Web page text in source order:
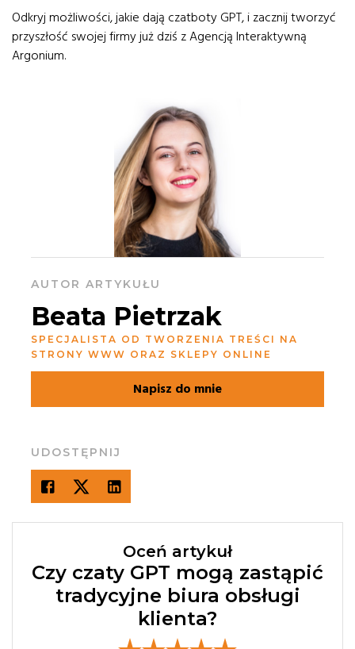
Odkryj możliwości, jakie dają czatboty GPT, i zacznij tworzyć
przyszłość swojej firmy już dziś z Agencją Interaktywną
Argonium.
AUTOR ARTYKUŁU
Beata Pietrzak
SPECJALISTA OD TWORZENIA TREŚCI NA
STRONY WWW ORAZ SKLEPY ONLINE
Napisz do mnie
UDOSTĘPNIJ
Oceń artykuł
Czy czaty GPT mogą zastąpić
tradycyjne biura obsługi
klienta?